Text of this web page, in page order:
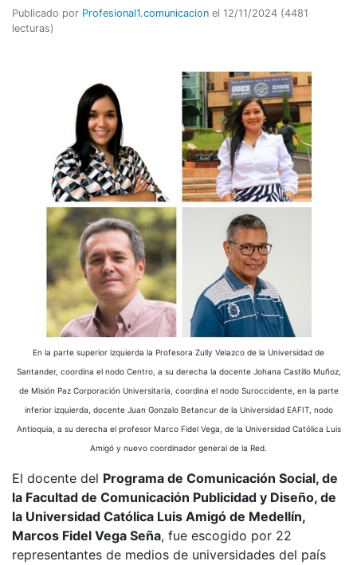
Publicado por Profesional1.comunicacion el 12/11/2024 (4481
lecturas)
En la parte superior izquierda la Profesora Zully Velazco de la Universidad de
Santander, coordina el nodo Centro, a su derecha la docente Johana Castillo Muñoz,
de Misión Paz Corporación Universitaria, coordina el nodo Suroccidente, en la parte
inferior izquierda, docente Juan Gonzalo Betancur de la Universidad EAFIT, nodo
Antioquia, a su derecha el profesor Marco Fidel Vega, de la Universidad Católica Luis
Amigó y nuevo coordinador general de la Red.
El docente del Programa de Comunicación Social, de
la Facultad de Comunicación Publicidad y Diseño, de
la Universidad Católica Luis Amigó de Medellín,
Marcos Fidel Vega Seña, fue escogido por 22
representantes de medios de universidades del país